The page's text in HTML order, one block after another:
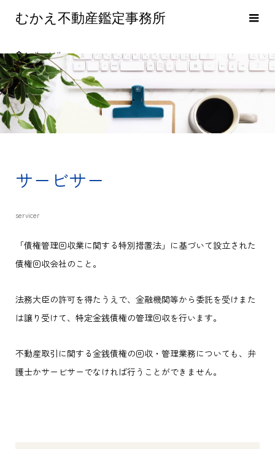
むかえ不動産鑑定事務所
サービサー
サービサー
servicer
「債権管理回収業に関する特別措置法」に基づいて設立された
債権回収会社のこと。
法務大臣の許可を得たうえで、金融機関等から委託を受けまた
は譲り受けて、特定金銭債権の管理回収を行います。
不動産取引に関する金銭債権の回収・管理業務についても、弁
護士かサービサーでなければ行うことができません。